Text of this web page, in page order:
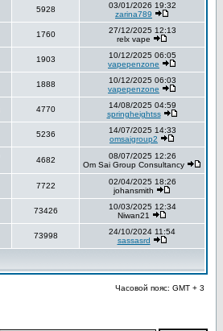
5928
03/01/2026 19:32
zarina789
1760
27/12/2025 12:13
relx vape
1903
10/12/2025 06:05
vapepenzone
1888
10/12/2025 06:03
vapepenzone
4770
14/08/2025 04:59
springheightss
5236
14/07/2025 14:33
omsaigroup2
4682
08/07/2025 12:26
Om Sai Group Consultancy
7722
02/04/2025 18:26
johansmith
73426
10/03/2025 12:34
Niwan21
73998
24/10/2024 11:54
sassasrd
Часовой пояс: GMT + 3